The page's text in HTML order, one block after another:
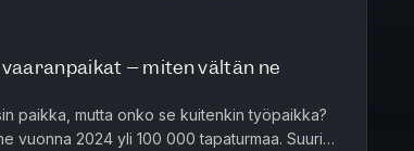
Miksi osa yrityksistä ja org...
– miten vältän ne
paikka, mutta onko se kuitenkin työpaikka?
vuonna 2024 yli 100 000 tapaturmaa. Suurin